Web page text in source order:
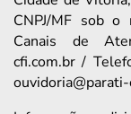
CNPJ/MF sob o
Canais de
cfi.com.br /